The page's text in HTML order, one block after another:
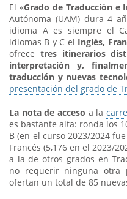
El «Grado de Traducción e
Autónoma (UAM) dura 4
idioma A es siempre el
idiomas B y C el Inglés,
ofrece tres itinerarios
interpretación y,
traducción y nuevas
presentación del grado de
La nota de acceso a la
es bastante alta: ronda los
B (en el curso 2023/2024
Francés (5,176 en el 2023/
a la de otros grados en
no requerir ninguna otra
ofertan un total de 85